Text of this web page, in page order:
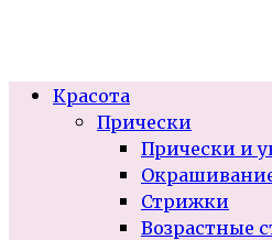
Красота
Прически
Прически и
Стрижки
Возрастные